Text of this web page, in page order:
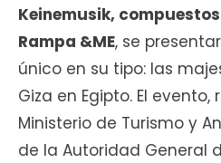
Keinemusik,
Rampa &ME, se
único en su tipo: las
Giza en Egipto. El
Ministerio de Turismo y
de la Autoridad General